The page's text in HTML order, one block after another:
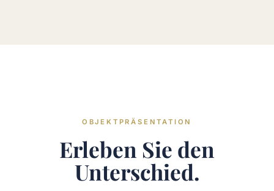
OBJEKTPRÄSENTATION
Erleben Sie den
Unterschied.